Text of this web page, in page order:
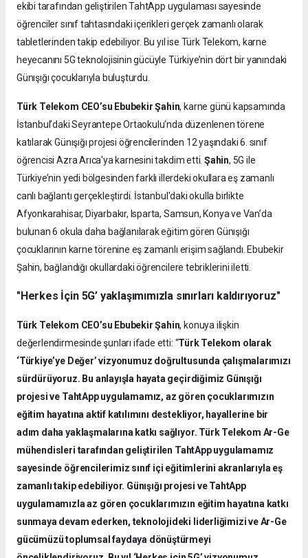
ekibi tarafından geliştirilen TahtApp uygulaması sayesinde
öğrenciler sınıf tahtasındaki içerikleri gerçek zamanlı olarak
tabletlerinden takip edebiliyor. Bu yıl ise Türk Telekom, karne
heyecanını 5G teknolojisinin gücüyle Türkiye’nin dört bir yanındaki
Günışığı çocuklarıyla buluşturdu.
Türk Telekom CEO’su Ebubekir Şahin, karne günü kapsamında
İstanbul’daki Seyrantepe Ortaokulu'nda düzenlenen törene
katılarak Günışığı projesi öğrencilerinden 12 yaşındaki 6. sınıf
öğrencisi Azra Arıca'ya karnesini takdim etti. Şahin, 5G ile
Türkiye’nin yedi bölgesinden farklı illerdeki okullara eş zamanlı
canlı bağlantı gerçekleştirdi. İstanbul'daki okulla birlikte
Afyonkarahisar, Diyarbakır, Isparta, Samsun, Konya ve Van’da
bulunan 6 okula daha bağlanılarak eğitim gören Günışığı
çocuklarının karne törenine eş zamanlı erişim sağlandı. Ebubekir
Şahin, bağlandığı okullardaki öğrencilere tebriklerini iletti.
"Herkes İçin 5G’ yaklaşımımızla sınırları kaldırıyoruz"
Türk Telekom CEO’su Ebubekir Şahin, konuya ilişkin
değerlendirmesinde şunları ifade etti: “Türk Telekom olarak
‘Türkiye’ye Değer’ vizyonumuz doğrultusunda çalışmalarımızı
sürdürüyoruz. Bu anlayışla hayata geçirdiğimiz Günışığı
projesi ve TahtApp uygulamamız, az gören çocuklarımızın
eğitim hayatına aktif katılımını destekliyor, hayallerine bir
adım daha yaklaşmalarına katkı sağlıyor. Türk Telekom Ar-Ge
mühendisleri tarafından geliştirilen TahtApp uygulamamız
sayesinde öğrencilerimiz sınıf içi eğitimlerini akranlarıyla eş
zamanlı takip edebiliyor. Günışığı projesi ve TahtApp
uygulamamızla az gören çocuklarımızın eğitim hayatına katkı
sunmaya devam ederken, teknolojideki liderliğimizi ve Ar-Ge
gücümüzü toplumsal faydaya dönüştürmeyi